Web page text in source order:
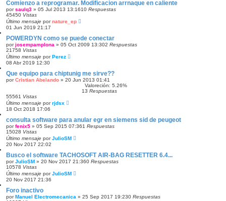
Comienzo a reprogramar. Modificacion arrnaque en caliente
porsaulq3 » 05 Jul 2013 13:1610 Respuestas
45450 Vistas
Último mensaje pornature_ep
01 Jun 2019 21:17
POWERDYN como se puede conectar
porjosempamplona » 05 Oct 2009 13:302 Respuestas
21758 Vistas
Último mensaje porPerez
08 Abr 2019 12:30
Que equipo para chiptunig me sirve??
porCristian Abelando » 20 Jun 2013 01:41
Valoreción: 5.26%
13 Respuestas
55561 Vistas
Último mensaje porrjdsx
18 Oct 2018 17:06
consulta software para anular egr en siemens sid de peugeot
porfenix5 » 05 Sep 2015 07:361 Respuestas
15028 Vistas
Último mensaje porJulioSM
20 Nov 2017 22:02
Busco el software TACHOSOFT AIR-BAG RESETTER 6.4...
porJulioSM » 20 Nov 2017 21:360 Respuestas
10578 Vistas
Último mensaje porJulioSM
20 Nov 2017 21:36
Foro inactivo
porManuel Electromecanica » 25 Sep 2017 19:230 Respuestas